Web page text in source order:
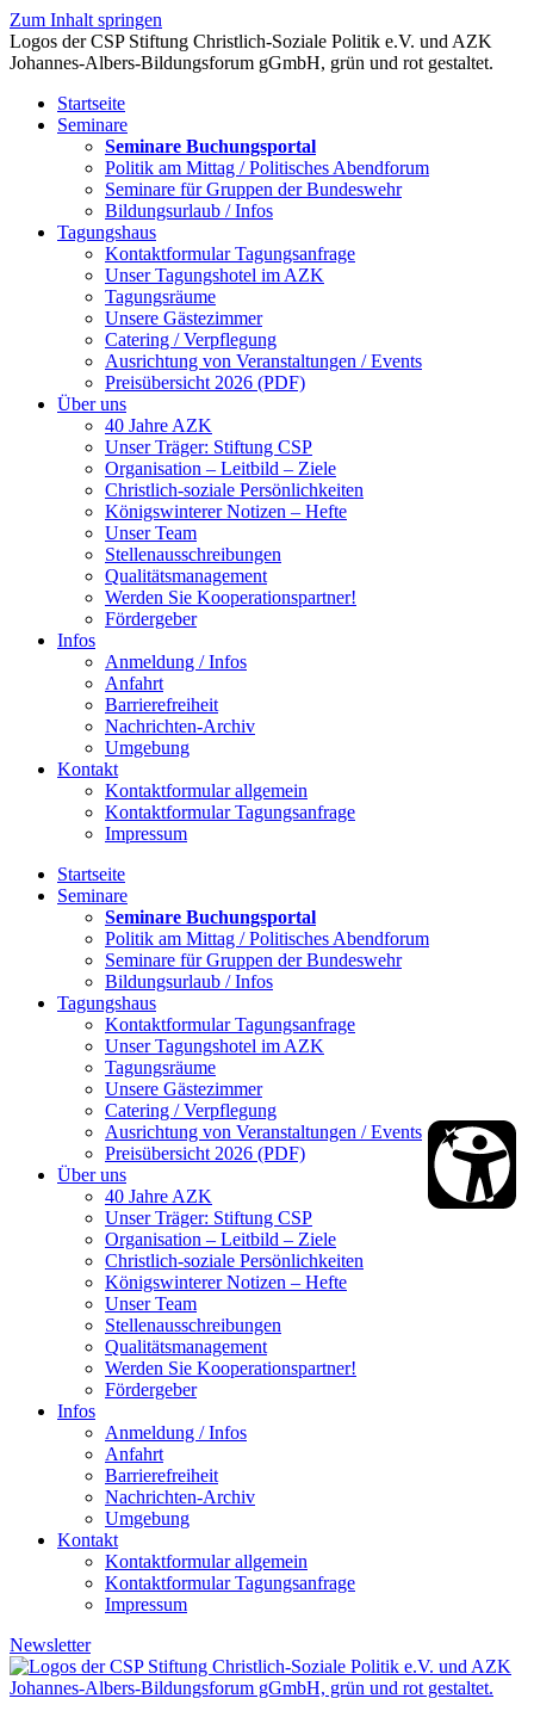
Zum Inhalt springen
Startseite
Seminare
Seminare Buchungsportal
Politik am Mittag / Politisches Abendforum
Seminare für Gruppen der Bundeswehr
Bildungsurlaub / Infos
Tagungshaus
Kontaktformular Tagungsanfrage
Unser Tagungshotel im AZK
Tagungsräume
Unsere Gästezimmer
Catering / Verpflegung
Ausrichtung von Veranstaltungen / Events
Preisübersicht 2026 (PDF)
Über uns
40 Jahre AZK
Unser Träger: Stiftung CSP
Organisation – Leitbild – Ziele
Christlich-soziale Persönlichkeiten
Königswinterer Notizen – Hefte
Unser Team
Stellenausschreibungen
Qualitätsmanagement
Werden Sie Kooperationspartner!
Fördergeber
Infos
Anmeldung / Infos
Anfahrt
Barrierefreiheit
Nachrichten-Archiv
Umgebung
Kontakt
Kontaktformular allgemein
Kontaktformular Tagungsanfrage
Impressum
Startseite
Seminare
Seminare Buchungsportal
Politik am Mittag / Politisches Abendforum
Seminare für Gruppen der Bundeswehr
Bildungsurlaub / Infos
Tagungshaus
Kontaktformular Tagungsanfrage
Unser Tagungshotel im AZK
Tagungsräume
Unsere Gästezimmer
Catering / Verpflegung
Ausrichtung von Veranstaltungen / Events
Preisübersicht 2026 (PDF)
Über uns
40 Jahre AZK
Unser Träger: Stiftung CSP
Organisation – Leitbild – Ziele
Christlich-soziale Persönlichkeiten
Königswinterer Notizen – Hefte
Unser Team
Stellenausschreibungen
Qualitätsmanagement
Werden Sie Kooperationspartner!
Fördergeber
Infos
Anmeldung / Infos
Anfahrt
Barrierefreiheit
Nachrichten-Archiv
Umgebung
Kontakt
Kontaktformular allgemein
Kontaktformular Tagungsanfrage
Impressum
Newsletter